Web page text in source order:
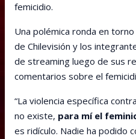
femicidio.
Una polémica ronda en
de Chilevisión y los
de streaming luego de sus
comentarios sobre el
“La violencia específica
no existe, para mí el
es ridículo. Nadie ha podido